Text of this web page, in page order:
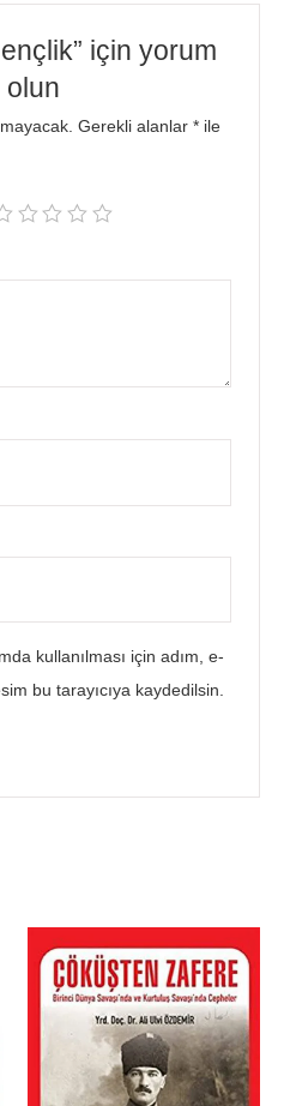
için yorum
olun
Gerekli alanlar* ile
kullanılması için adım, e-
bu tarayıcıya kaydedilsin.